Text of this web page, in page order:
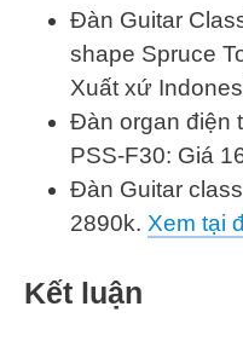
Đàn Guitar
shape Spruce
Xuất xứ
Đàn organ điện
PSS-F30: Giá
Đàn Guitar
2890k. Xem tại
Kết luận